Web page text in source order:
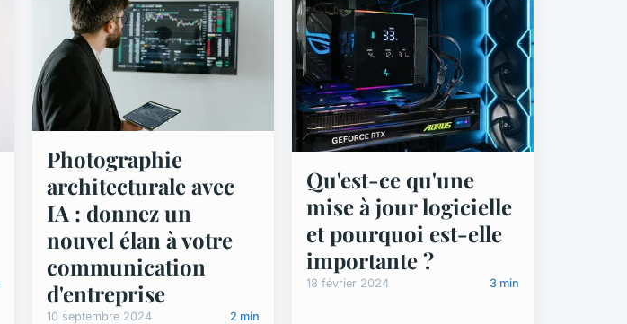
Photographie
architecturale avec
IA : donnez un
nouvel élan à votre
communication
d'entreprise
10 septembre 2024 2 min
Qu'est-ce qu'une
mise à jour logicielle
et pourquoi est-elle
importante ?
18 février 2024 3 min